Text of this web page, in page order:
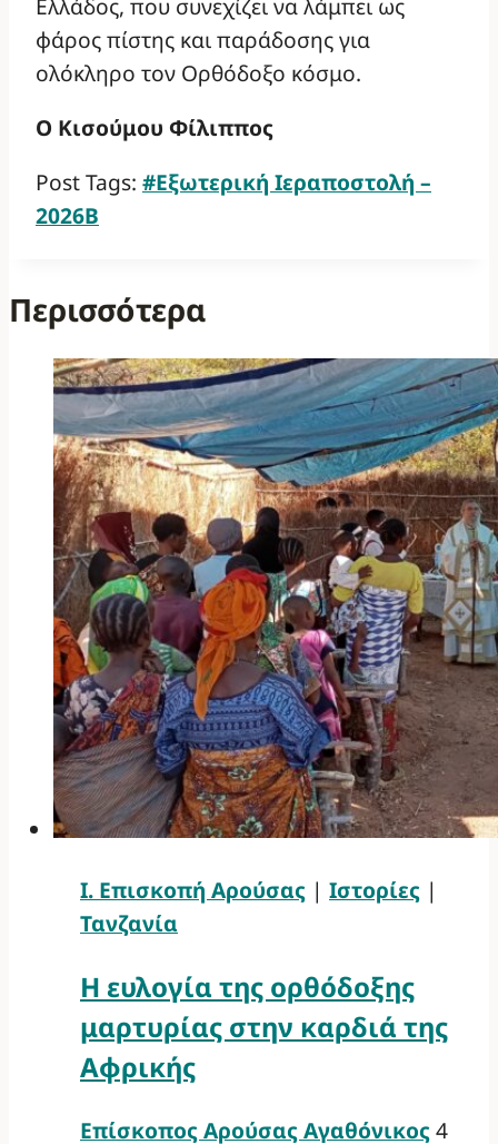
Ελλάδος, που συνεχίζει να λάμπει ως
φάρος πίστης και παράδοσης για
ολόκληρο τον Ορθόδοξο κόσμο.
Ο Κισούμου Φίλιππος
Post Tags: #Εξωτερική Ιεραποστολή –
2026Β
Περισσότερα
Ι. Επισκοπή Αρούσας | Ιστορίες |
Τανζανία
Η ευλογία της ορθόδοξης
μαρτυρίας στην καρδιά της
Αφρικής
Επίσκοπος Αρούσας Αγαθόνικος 4